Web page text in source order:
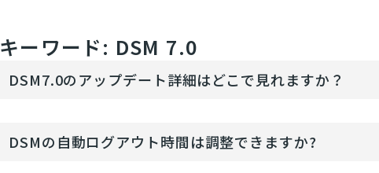
キーワード: DSM 7.0
DSM7.0のアップデート詳細はどこで見れますか？
DSMの自動ログアウト時間は調整できますか?